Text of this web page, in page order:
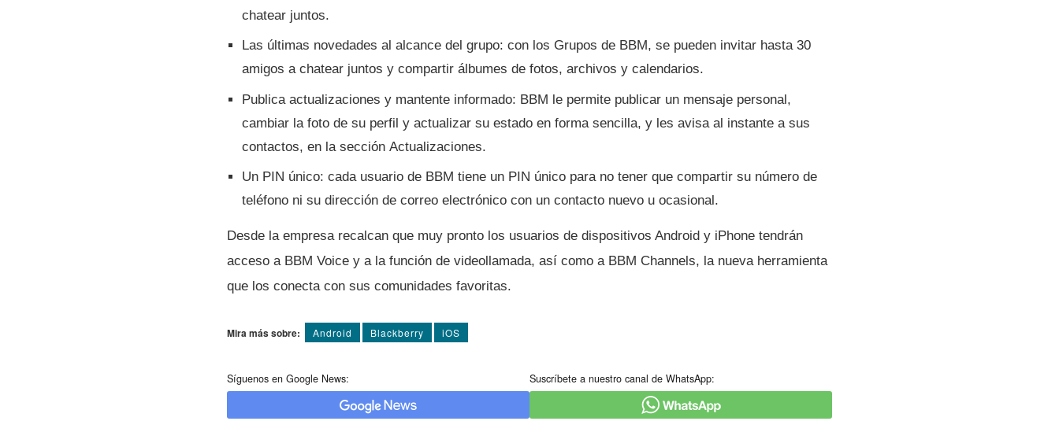
chatear juntos.
Las últimas novedades al alcance del grupo: con los Grupos de BBM, se pueden invitar hasta 30
amigos a chatear juntos y compartir álbumes de fotos, archivos y calendarios.
Publica actualizaciones y mantente informado: BBM le permite publicar un mensaje personal,
cambiar la foto de su perfil y actualizar su estado en forma sencilla, y les avisa al instante a sus
contactos, en la sección Actualizaciones.
Un PIN único: cada usuario de BBM tiene un PIN único para no tener que compartir su número de
teléfono ni su dirección de correo electrónico con un contacto nuevo u ocasional.
Desde la empresa recalcan que muy pronto los usuarios de dispositivos Android y iPhone tendrán
acceso a BBM Voice y a la función de videollamada, así­ como a BBM Channels, la nueva herramienta
que los conecta con sus comunidades favoritas.
Mira más sobre: Android Blackberry iOS
Síguenos en Google News: Suscríbete a nuestro canal de WhatsApp: